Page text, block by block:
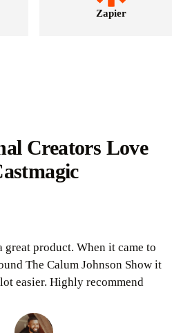
Zapier
Creators Love
great product. When it came to
The Calum Johnson Show it
easier. Highly recommend